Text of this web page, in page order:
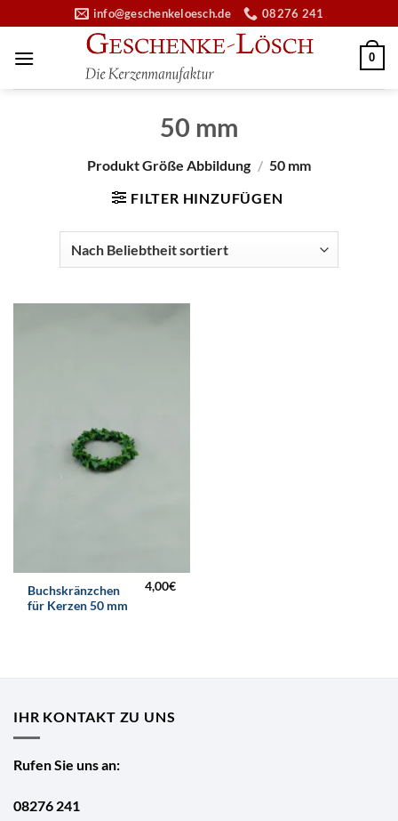
Inhalt
springen
info@geschenkeloesch.de 08276 241
0
50 mm
Produkt Größe Abbildung / 50 mm
FILTER HINZUFÜGEN
Buchskränzchen
für Kerzen 50 mm
4,00€
IHR KONTAKT ZU UNS
Rufen Sie uns an:
08276 241